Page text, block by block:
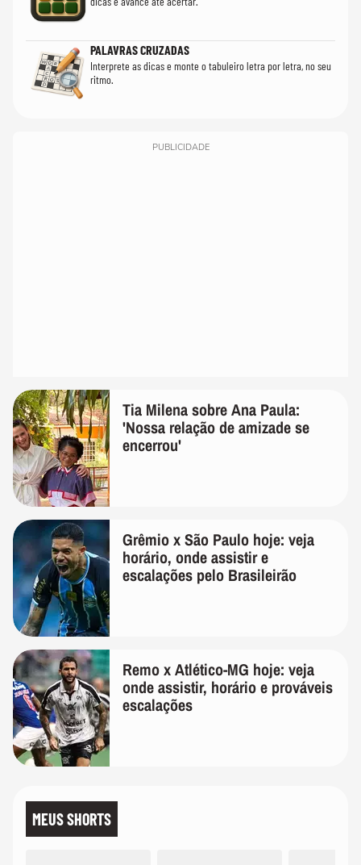
PALAVRAS CRUZADAS
Interprete as dicas e monte o tabuleiro letra por letra, no seu
ritmo.
PUBLICIDADE
Tia Milena sobre Ana Paula:
'Nossa relação de amizade se
encerrou'
Grêmio x São Paulo hoje: veja
horário, onde assistir e
escalações pelo Brasileirão
Remo x Atlético-MG hoje: veja
onde assistir, horário e prováveis
escalações
MEUS SHORTS